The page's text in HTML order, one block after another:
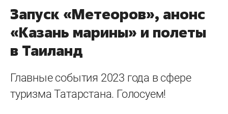
Запуск «Метеоров», анонс
«Казань марины» и полеты
в Таиланд
Главные события 2023 года в сфере
туризма Татарстана. Голосуем!